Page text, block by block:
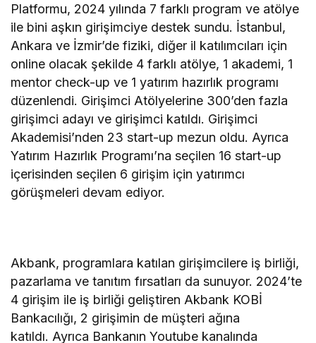
Platformu, 2024 yılında 7 farklı program ve atölye
ile bini aşkın girişimciye destek sundu. İstanbul,
Ankara ve İzmir’de fiziki, diğer il katılımcıları için
online olacak şekilde 4 farklı atölye, 1 akademi, 1
mentor check-up ve 1 yatırım hazırlık programı
düzenlendi. Girişimci Atölyelerine 300’den fazla
girişimci adayı ve girişimci katıldı. Girişimci
Akademisi’nden 23 start-up mezun oldu. Ayrıca
Yatırım Hazırlık Programı’na seçilen 16 start-up
içerisinden seçilen 6 girişim için yatırımcı
görüşmeleri devam ediyor.
Akbank, programlara katılan girişimcilere iş birliği,
pazarlama ve tanıtım fırsatları da sunuyor. 2024’te
4 girişim ile iş birliği geliştiren Akbank KOBİ
Bankacılığı, 2 girişimin de müşteri ağına
katıldı. Ayrıca Bankanın Youtube kanalında